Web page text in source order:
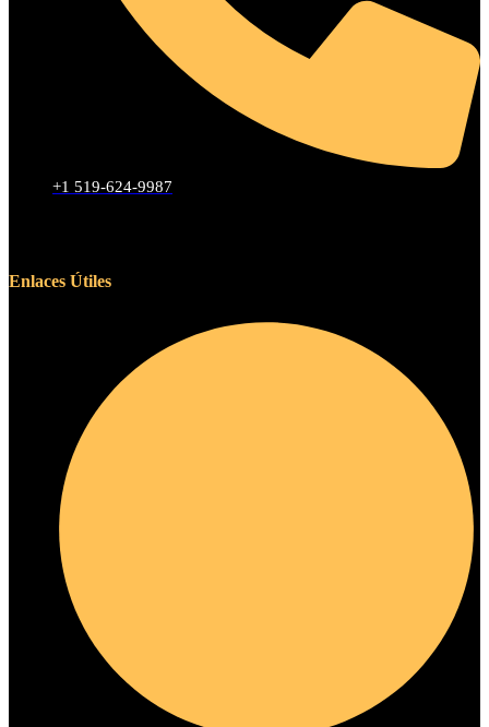
+1 519-624-9987
Enlaces Útiles